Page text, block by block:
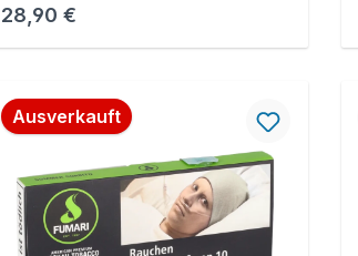
Regulärer Preis:
28,90 €
Ausverkauft